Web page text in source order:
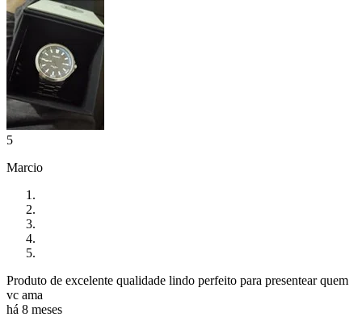
5
Marcio
Produto de excelente qualidade lindo perfeito para presentear quem
vc ama
há 8 meses